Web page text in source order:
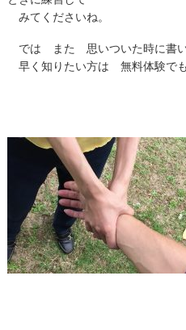
みてくださいね。
では また 思いついた時に書い
早く知りたい方は 無料体験でも